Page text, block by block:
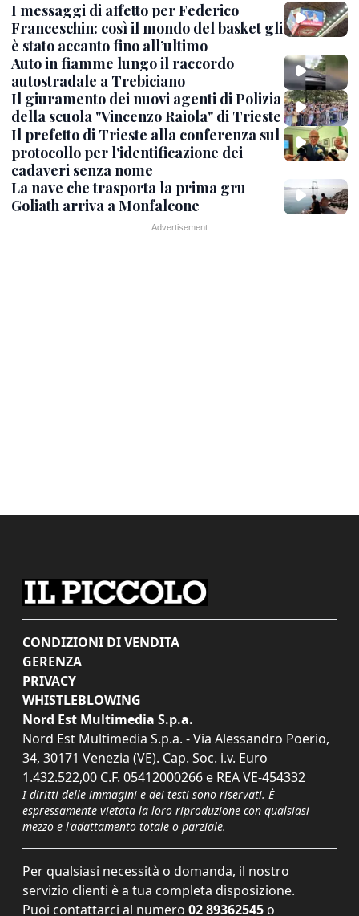
I messaggi di affetto per Federico
Franceschin: così il mondo del basket gli
è stato accanto fino all’ultimo
Auto in fiamme lungo il raccordo
autostradale a Trebiciano
Il giuramento dei nuovi agenti di Polizia
della scuola "Vincenzo Raiola" di Trieste
Il prefetto di Trieste alla conferenza sul
protocollo per l'identificazione dei
cadaveri senza nome
La nave che trasporta la prima gru
Goliath arriva a Monfalcone
CONDIZIONI DI VENDITA
GERENZA
PRIVACY
WHISTLEBLOWING
Nord Est Multimedia S.p.a.
Nord Est Multimedia S.p.a. - Via Alessandro Poerio,
34, 30171 Venezia (VE). Cap. Soc. i.v. Euro
1.432.522,00 C.F. 05412000266 e REA VE-454332
I diritti delle immagini e dei testi sono riservati. È
espressamente vietata la loro riproduzione con qualsiasi
mezzo e l'adattamento totale o parziale.
Per qualsiasi necessità o domanda, il nostro
servizio clienti è a tua completa disposizione.
Puoi contattarci al numero 02 89362545 o